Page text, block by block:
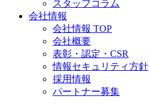
スタッフコラム
会社情報
会社情報 TOP
会社概要
表彰・認定・CSR
情報セキュリティ方針
採用情報
パートナー募集